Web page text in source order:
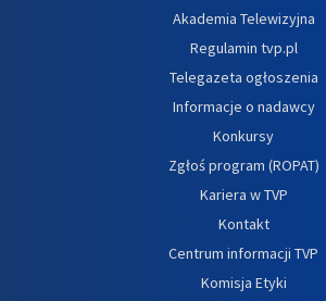
Akademia Telewizyjna
Regulamin tvp.pl
Telegazeta ogłoszenia
Informacje o nadawcy
Konkursy
Zgłoś program (ROPAT)
Kariera w TVP
Kontakt
Centrum informacji TVP
Komisja Etyki